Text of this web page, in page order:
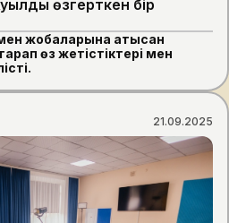
өзгерткен бір
жобаларына қатысқан
өз жетістіктері мен
21.09.2025